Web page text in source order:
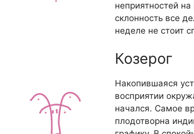
неприятностей
склонность все
неделе не стоит
Козерог
Накопившаяся
восприятии
начался. Самое
плодотворна